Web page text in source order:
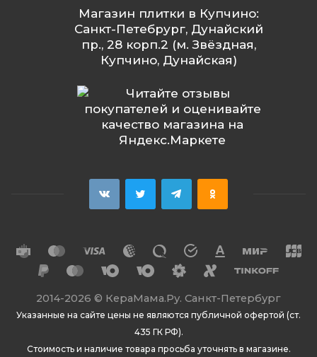
Магазин плитки в Купчино:
Санкт-Петебрург, Дунайский
пр., 28 корп.2 (м. Звёздная,
Купчино, Дунайская)
2014-2026 © КераМама.Ру. Санкт-Петербург
Указанные на сайте цены не являются публичной офертой (ст.
435 ГК РФ).
Стоимость и наличие товара просьба уточнять в магазине.